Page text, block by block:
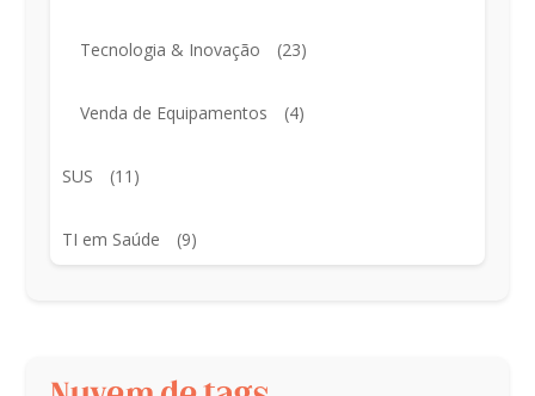
Tecnologia & Inovação (23)
Venda de Equipamentos (4)
SUS (11)
TI em Saúde (9)